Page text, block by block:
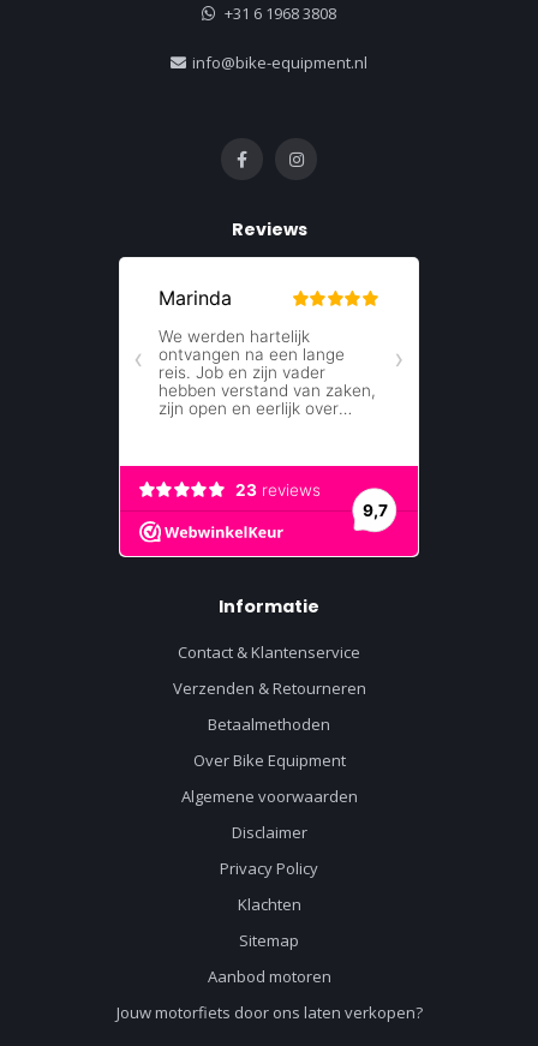
+31 6 1968 3808
info@bike-equipment.nl
Reviews
Informatie
Contact & Klantenservice
Verzenden & Retourneren
Betaalmethoden
Over Bike Equipment
Algemene voorwaarden
Disclaimer
Privacy Policy
Klachten
Sitemap
Aanbod motoren
Jouw motorfiets door ons laten verkopen?